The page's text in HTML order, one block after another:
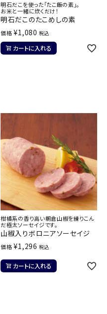
明石だこを使った「たこ飯の素」。
お米と一緒に炊くだけ！
明石だこのたこめしの素
価格 ¥1,080 税込
カートに入れる
柑橘系の香り高い朝倉山椒を練りこん
だ極太ソーセイジです。
山椒入りボロニアソーセイジ
価格 ¥1,296 税込
カートに入れる